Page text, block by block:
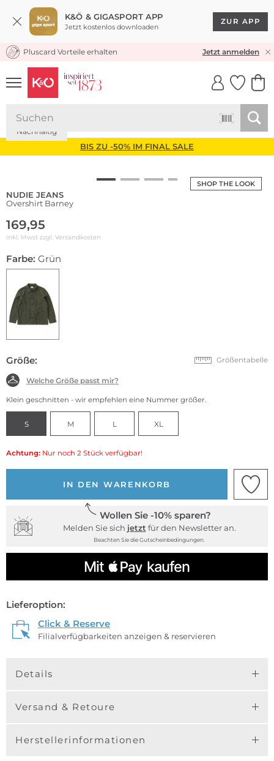
K&Ö & GIGASPORT APP
Jetzt kostenlos downloaden
ZUR APP
KOSTENLOSER VERSAND* & RÜCKVERSAND
Pluscard Vorteile erhalten Jetzt anmelden
UNSERE APP
CLICK &
BIS ZU -50% IM FINAL SALE
SHOP THE LOOK
Nachhaltig
NUDIE JEANS
Overshirt Barney
169,95
inkl. Mwst zzgl. Versandkosten
Farbe: Grün
Größe: Größentabelle
Welche Größe passt mir?
Klein geschnitten - wir empfehlen eine Nummer größer.
S M L XL
Achtung: Nur noch 2 Stück verfügbar!
IN DEN WARENKORB
Wollen Sie -10% sparen?
Melden Sie sich jetzt für den Newsletter an.
Beachten Sie die Gutscheinbedingungen.
Lieferoption:
Click & Reserve
Filialverfügbarkeiten anzeigen & reservieren
Details
Versand & Retoure
Herstellerinformationen